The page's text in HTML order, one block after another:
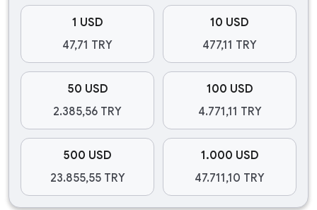
1 USD
47,71 TRY
10 USD
477,11 TRY
50 USD
2.385,56 TRY
100 USD
4.771,11 TRY
500 USD
23.855,55 TRY
1.000 USD
47.711,10 TRY